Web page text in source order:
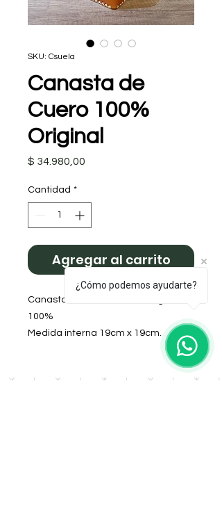
SKU: Csuela
Canasta de
Cuero 100%
Original
$ 34.980,00
Cantidad *
Agregar al carrito
Canasta Matera de Cuero legitimo
100%
Medida interna 19cm x 19cm.
Ideal para Termos de 1lt, Stanley de
1.1, 1.2, 1.3 y 1.4lts
¿Cómo podemos ayudarte?